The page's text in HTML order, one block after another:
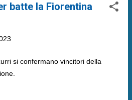
batte la Fiorentina
si confermano vincitori della